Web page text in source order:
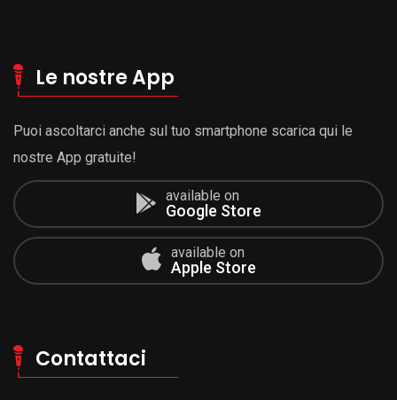
Le nostre App
Puoi ascoltarci anche sul tuo smartphone scarica qui le
nostre App gratuite!
available on
Google Store
available on
Apple Store
Contattaci